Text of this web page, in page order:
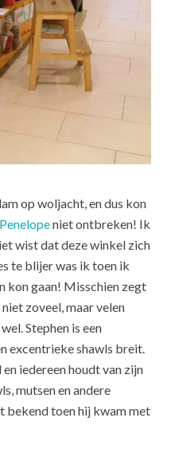
op woljacht, en dus kon
niet ontbreken! Ik
wist dat deze winkel zich
te blijer was ik toen ik
kon gaan! Misschien zegt
zoveel, maar velen
Stephen is een
excentrieke shawls breit.
iedereen houdt van zijn
mutsen en andere
bekend toen hij kwam met